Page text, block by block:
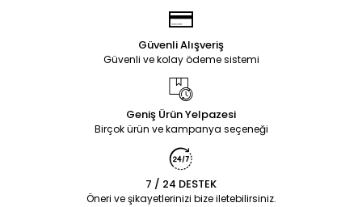
Güvenli Alışveriş
Güvenli ve kolay ödeme sistemi
Geniş Ürün Yelpazesi
Birçok ürün ve kampanya seçeneği
7 / 24 DESTEK
Öneri ve şikayetlerinizi bize iletebilirsiniz.